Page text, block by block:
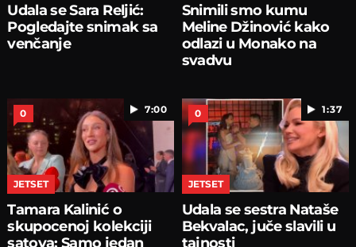
Udala se Sara Reljić:
Pogledajte snimak sa
venčanje
Snimili smo kumu
Meline Džinović kako
odlazi u Monako na
svadvu
7:00
0
JETSET
Tamara Kalinić o
skupocenoj kolekciji
satova: Samo jedan
1:37
0
JETSET
Udala se sestra Nataše
Bekvalac, juče slavili u
tajnosti